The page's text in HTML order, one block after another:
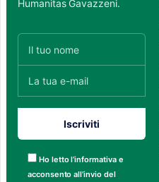
Humanitas Gavazzeni.
Ho letto l’informativa e
acconsento all’invio del